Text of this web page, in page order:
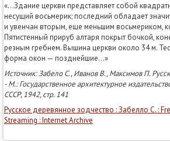
«…Здание церкви представляет собой
несущий восьмерик; последний обладает
и увенчан вторым, еще меньшим восьмериком,
Пятистенный прируб алтаря покрыт бочкой,
резным гребнем. Вышина церкви около 34 м.
форма окон — позднейшие…»
Источник: Забело С., Иванов В., Максимов П.
- М.: Государственное архитектурное
СССР, 1942, стр. 141
Русское деревянное зодчество : Забелло С. :
Streaming : Internet Archive